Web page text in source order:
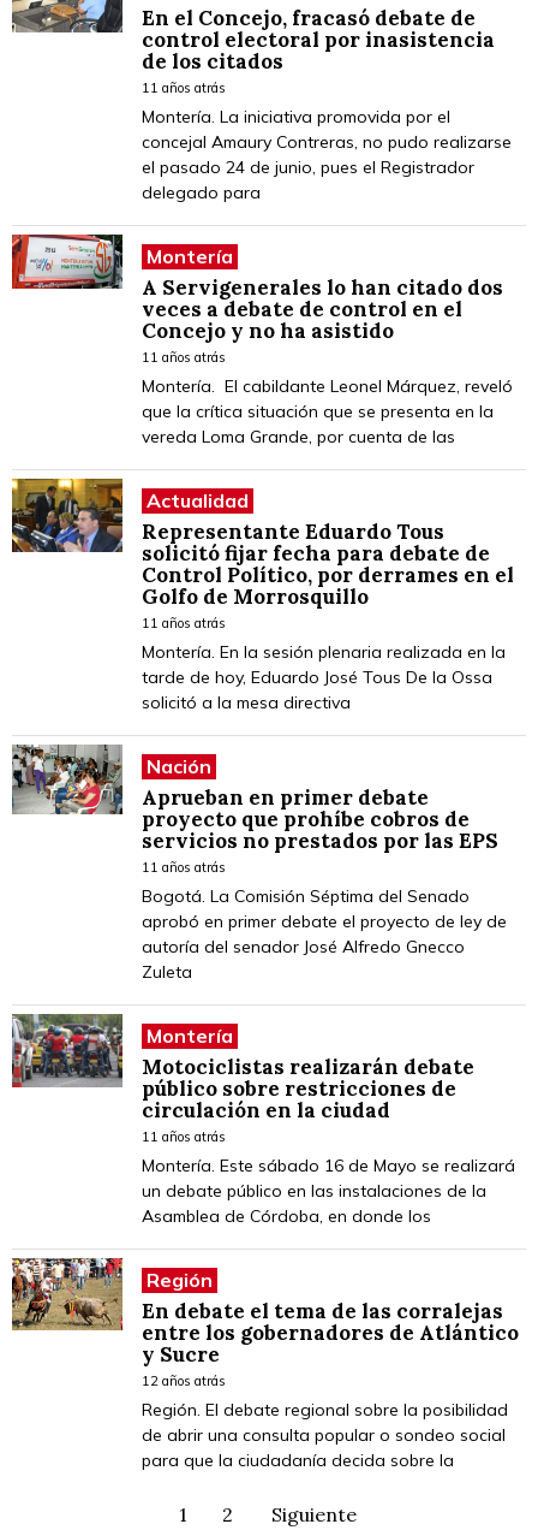
En el Concejo, fracasó debate de
control electoral por inasistencia
de los citados
11 años atrás
Montería. La iniciativa promovida por el
concejal Amaury Contreras, no pudo realizarse
el pasado 24 de junio, pues el Registrador
delegado para
Montería
A Servigenerales lo han citado dos
veces a debate de control en el
Concejo y no ha asistido
11 años atrás
Montería. El cabildante Leonel Márquez, reveló
que la crítica situación que se presenta en la
vereda Loma Grande, por cuenta de las
Actualidad
Representante Eduardo Tous
solicitó fijar fecha para debate de
Control Político, por derrames en el
Golfo de Morrosquillo
11 años atrás
Montería. En la sesión plenaria realizada en la
tarde de hoy, Eduardo José Tous De la Ossa
solicitó a la mesa directiva
Nación
Aprueban en primer debate
proyecto que prohíbe cobros de
servicios no prestados por las EPS
11 años atrás
Bogotá. La Comisión Séptima del Senado
aprobó en primer debate el proyecto de ley de
autoría del senador José Alfredo Gnecco
Zuleta
Montería
Motociclistas realizarán debate
público sobre restricciones de
circulación en la ciudad
11 años atrás
Montería. Este sábado 16 de Mayo se realizará
un debate público en las instalaciones de la
Asamblea de Córdoba, en donde los
Región
En debate el tema de las corralejas
entre los gobernadores de Atlántico
y Sucre
12 años atrás
Región. El debate regional sobre la posibilidad
de abrir una consulta popular o sondeo social
para que la ciudadanía decida sobre la
1 2 Siguiente